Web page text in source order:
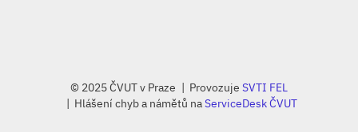
© 2025 ČVUT v Praze ProvozujeSVTI FEL
Hlášení chyb a námětů naServiceDesk ČVUT